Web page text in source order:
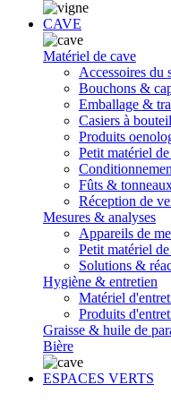
CAVE
Matériel de cave
Accessoires du
Bouchons &
Emballage &
Casiers à
Produits
Petit matériel
Fûts &
Réception de
Mesures & analyses
Appareils de
Petit matériel
Solutions &
Hygiène & entretien
Matériel
Produits
Graisse & huile de
Bière
ESPACES VERTS